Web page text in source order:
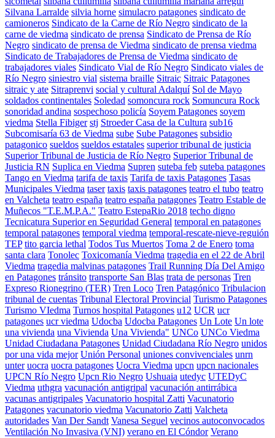
Silvana Larralde silvia horne simulacro patagones sindicato de
camioneros Sindicato de la Carne de Río Negro sindicato de la
carne de viedma sindicato de prensa Sindicato de Prensa de Río
Negro sindicato de prensa de Viedma sindicato de prensa viedma
Sindicato de Trabajadores de Prensa de Viedma sindicato de
trabajadores viales Sindicato Vial de Río Negro Sindicato viales de
Río Negro siniestro vial sistema braille Sitraic Sitraic Patagones
sitraic y ate Sitraprenvi social y cultural Adalquí Sol de Mayo
soldados continentales Soledad somoncura rock Somuncura Rock
sonoridad andina sospechoso policía Soyem Patagones soyem
viedma Stella Fibiger stj Stroeder Casa de la Cultura sub16
Subcomisaría 63 de Viedma sube Sube Patagones subsidio
patagonico sueldos sueldos estatales superior tribunal de justicia
Superior Tribunal de Justicia de Río Negro Superior Tribunal de
Justicia RN Suplica en Viedma Supren suteba feb suteba patagones
Tango en Viedma tarifa de taxis Tarifa de taxis Patagones Tasas
Municipales Viedma taser taxis taxis patagones teatro el tubo teatro
en Valcheta teatro españa teatro españa patagones Teatro Estable de
Muñecos "T.E.M.P.A." Teatro EstepaRio 2018 techo digno
Tecnicatura Superior en Seguridad General temporal en patagones
temporal patagones temporal viedma temporal-rescate-nieve-reguión
TEP tito garcia lethal Todos Tus Muertos Toma 2 de Enero toma
santa clara Tonolec Toxicomanía Viedma tragedia en el 22 de Abril
Viedma tragedia malvinas patagones Trail Running Día Del Amigo
en Patagones tránsito transporte San Blas trata de personas Tren
Expreso Rionegrino (TER) Tren Loco Tren Patagónico Tribulacion
tribunal de cuentas Tribunal Electoral Provincial Turismo Patagones
Turismo VIedma Turnos hospital Patagones u12 UCR ucr
patagones ucr viedma Udocba Udocba Patagones Un Lote Un lote
una vivienda una Vivienda Una Vivienda" UNCo UNCo Viedma
Unidad Ciudadana Patagones Unidad Ciudadana Río Negro unidos
por una vida mejor Unión Personal uniones convivenciales unrn
unter uocra uocra patagones Uocra Viedma upcn upcn nacionales
UPCN Río Negro Upcn Rio Negro Ushuaia utedyc UTEDyC
Viedma uthgra vacunación antigripal vacunación antirrábica
vacunas antigripales Vacunatorio hospital Zatti Vacunatorio
Patagones vacunatorio viedma Vacunatorio Zatti Valcheta
autoridades Van Der Sandt Vanesa Seguel vecinos autoconvocados
Ventilación No Invasiva (VNI) verano en El Cóndor Verano